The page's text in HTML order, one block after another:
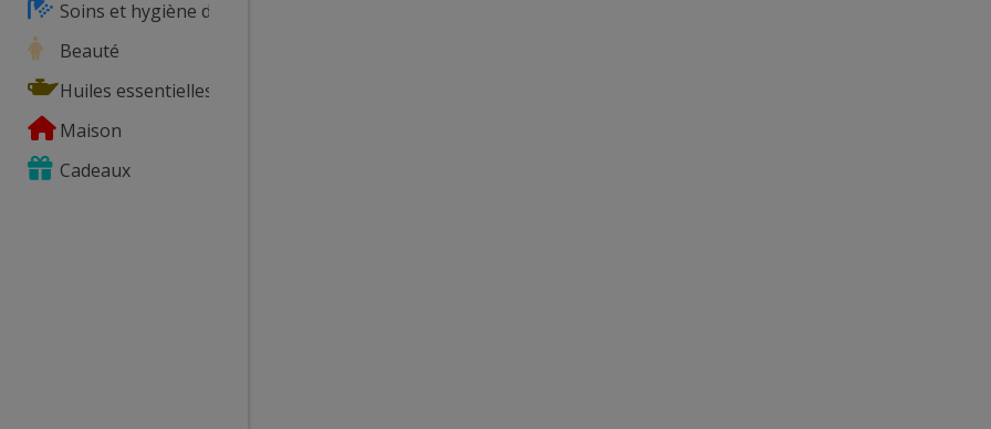
Soins et hygiène du corps
Beauté
Huiles essentielles
Maison
Cadeaux